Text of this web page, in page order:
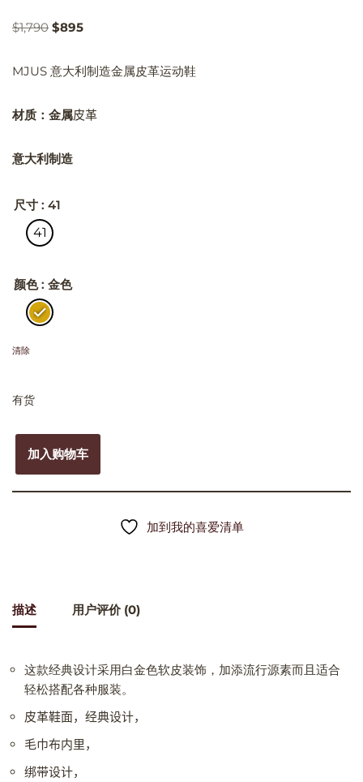
$1,790 $895
MJUS 意大利制造金属皮革运动鞋
材质：金属皮革
意大利制造
尺寸 : 41
41
颜色 : 金色
清除
有货
加入购物车
加到我的喜爱清单
描述 用户评价 (0)
这款经典设计采用白金色软皮装饰，加添流行源素而且适合
轻松搭配各种服装。
皮革鞋面，经典设计，
毛巾布内里，
绑带设计，